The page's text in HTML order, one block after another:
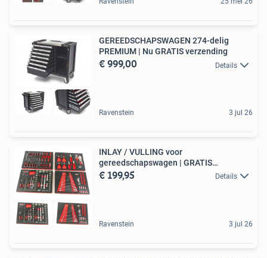
GEREEDSCHAPSWAGEN 274-delig
PREMIUM | Nu GRATIS verzending
€ 999,00 Details
Ravenstein 3 jul 26
INLAY / VULLING voor
gereedschapswagen | GRATIS
VERZENDING
€ 199,95 Details
Ravenstein 3 jul 26